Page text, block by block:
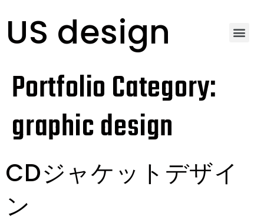
US design
Portfolio Category:
graphic design
CDジャケットデザイ
ン